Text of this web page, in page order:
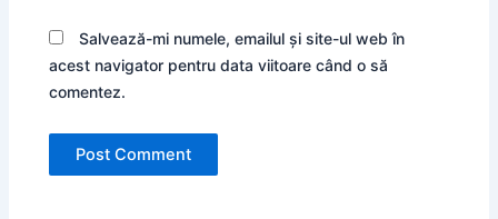
Salvează-mi numele, emailul și site-ul web în
acest navigator pentru data viitoare când o să
comentez.